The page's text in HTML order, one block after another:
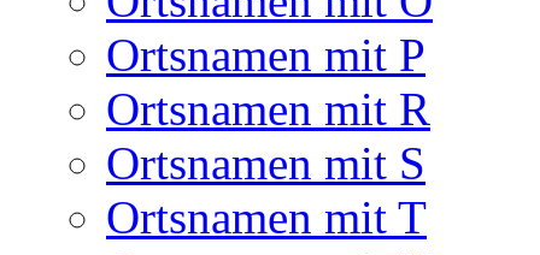
Ortsnamen mit P
Ortsnamen mit R
Ortsnamen mit S
Ortsnamen mit T